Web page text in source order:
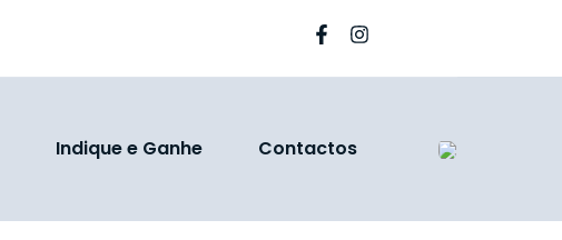
Indique e Ganhe Contactos